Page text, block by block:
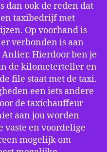
dan ook de reden dat
taxibedrijf met
Op voorhand is
verbonden is aan
Hierdoor ben je
de kilometerteller en
file staat met de taxi.
een iets andere
de taxichauffeur
aan jou worden
vaste en voordelige
mogelijk om